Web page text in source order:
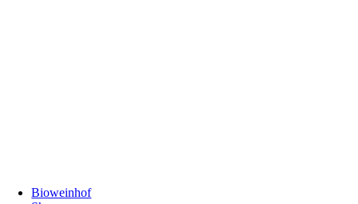
Bioweinhof